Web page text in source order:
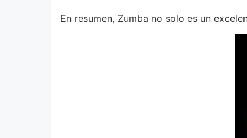
En resumen, Zumba no solo es un